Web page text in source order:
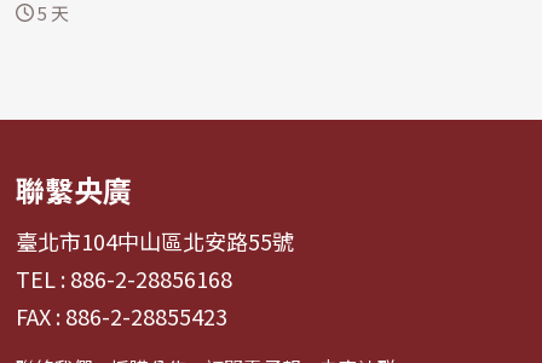
發...5 天
聯繫央廣
臺北市104中山區北安路55號
TEL : 886-2-28856168
FAX : 886-2-28855423